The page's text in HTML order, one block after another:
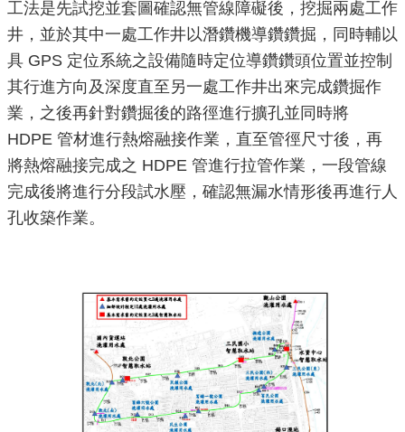
民
務
網
導
覽
回
工法是先試挖並套圖確認無管線障礙後，挖掘兩處工作
井，並於其中一處工作井以潛鑽機導鑽鑽掘，同時輔以
具 GPS 定位系統之設備隨時定位導鑽鑽頭位置並控制
其行進方向及深度直至另一處工作井出來完成鑽掘作
業，之後再針對鑽掘後的路徑進行擴孔並同時將
HDPE 管材進行熱熔融接作業，直至管徑尺寸後，再
將熱熔融接完成之 HDPE 管進行拉管作業，一段管線
完成後將進行分段試水壓，確認無漏水情形後再進行人
孔收築作業。